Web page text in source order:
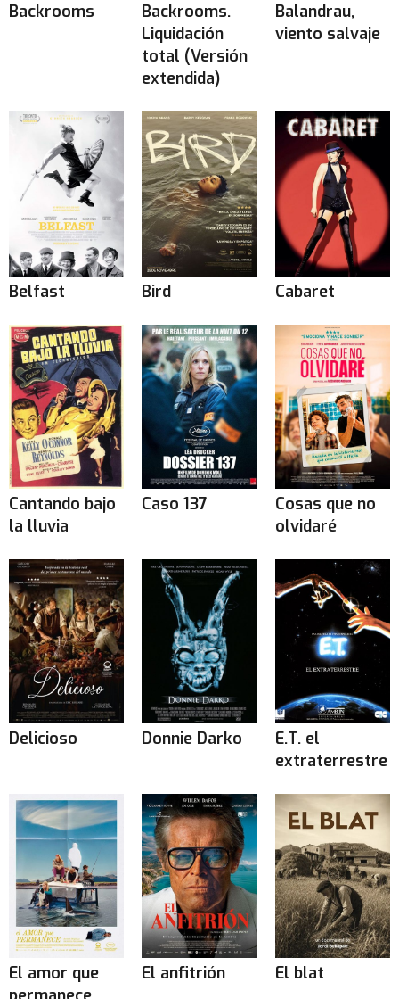
Backrooms
Backrooms.
Liquidación
total (Versión
extendida)
Balandrau,
viento salvaje
Belfast Bird Cabaret
Cantando bajo
la lluvia
Caso 137
Cosas que no
olvidaré
Delicioso Donnie Darko
E.T. el
extraterrestre
El amor que
El anfitrión El blat